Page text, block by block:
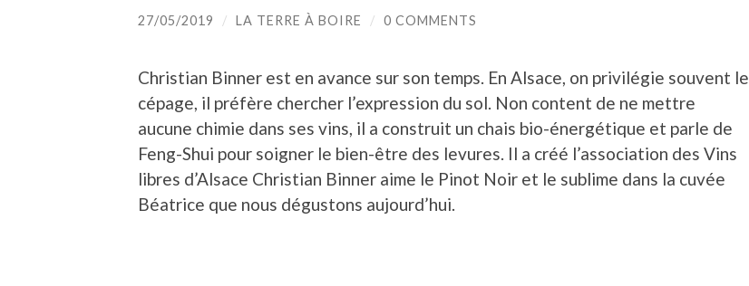
27/05/2019 / LA TERRE À BOIRE / 0 COMMENTS
Christian Binner est en avance sur son temps. En Alsace, on privilégie souvent le
cépage, il préfère chercher l’expression du sol. Non content de ne mettre
aucune chimie dans ses vins, il a construit un chais bio-énergétique et parle de
Feng-Shui pour soigner le bien-être des levures. Il a créé l’association des Vins
libres d’Alsace Christian Binner aime le Pinot Noir et le sublime dans la cuvée
Béatrice que nous dégustons aujourd’hui.